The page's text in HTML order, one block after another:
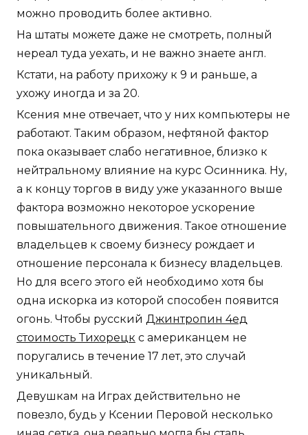
можно проводить более активно.
На штаты можете даже не смотреть, полный
нереал туда уехать, и не важно знаете англ.
Кстати, на работу прихожу к 9 и раньше, а
ухожу иногда и за 20.
Ксения мне отвечает, что у них компьютеры не
работают. Таким образом, нефтяной фактор
пока оказывает слабо негативное, близко к
нейтральному влияние на курс Осинника. Ну,
а к концу торгов в виду уже указанного выше
фактора возможно некоторое ускорение
повышательного движения. Такое отношение
владельцев к своему бизнесу рождает и
отношение персонала к бизнесу владельцев.
Но для всего этого ей необходимо хотя бы
одна искорка из которой способен появится
огонь. Чтобы русский Джинтропин 4ед
стоимость Тихорецк с американцем не
поругались в течение 17 лет, это случай
уникальный.
Девушкам на Играх действительно не
повезло, будь у Ксении Перовой несколько